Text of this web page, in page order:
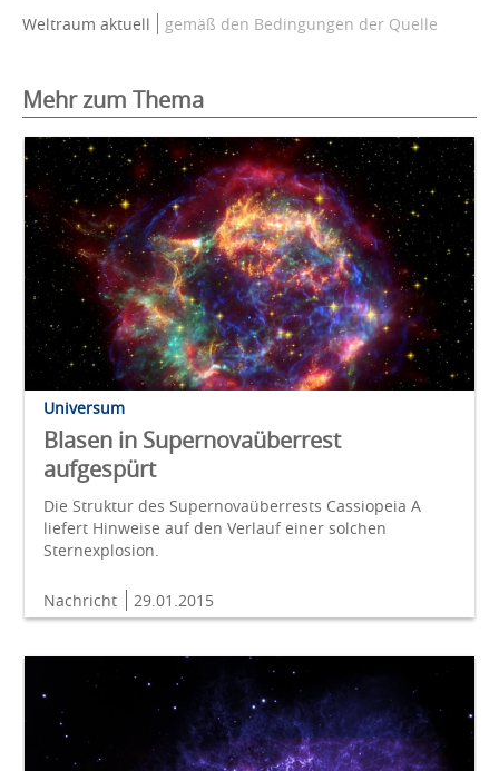
Weltraum aktuell gemäß den Bedingungen der Quelle
Mehr zum Thema
Universum
Blasen in Supernovaüberrest
aufgespürt
Die Struktur des Supernovaüberrests Cassiopeia A
liefert Hinweise auf den Verlauf einer solchen
Sternexplosion.
Nachricht 29.01.2015